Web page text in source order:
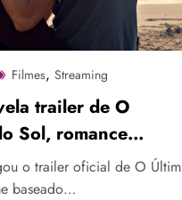
Filmes, Streaming
trailer de O
Sol, romance
de Anna Todd
o trailer oficial de O Últim
baseado…